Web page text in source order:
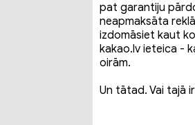
pat garantiju
neapmaksāta
izdomāsiet kaut
kakao.lv ieteica -
oirām.
Un tātad. Vai tajā